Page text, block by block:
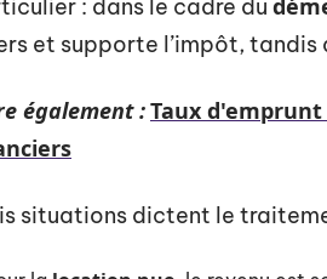
: dans le cadre du
et supporte l’impôt, tandis
également :Taux
situations dictent le